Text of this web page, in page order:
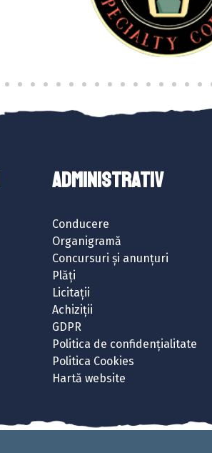
ADMINISTRATIV
Conducere
Organigramă
Concursuri și anunțuri
Plăți
Licitații
Achiziții
GDPR
Politica de confidențialitate
Politica Cookies
Hartă website